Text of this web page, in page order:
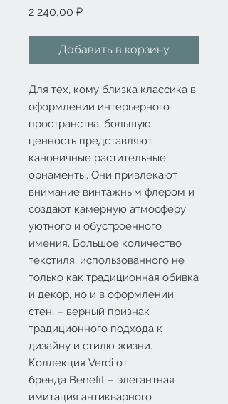
2 240,00 ₽Цена
Добавить в корзину
Для тех, кому близка классика в
оформлении интерьерного
пространства, большую
ценность представляют
каноничные растительные
орнаменты. Они привлекают
внимание винтажным флером и
создают камерную атмосферу
уютного и обустроенного
имения. Большое количество
текстиля, использованного не
только как традиционная обивка
и декор, но и в оформлении
стен, – верный признак
традиционного подхода к
дизайну и стилю жизни.
Коллекция Verdi от
бренда Benefit – элегантная
имитация антикварного